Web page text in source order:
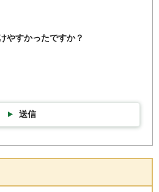
やすかったですか？
送信